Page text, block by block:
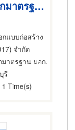
เหล็กกล่องกัลวาไนซ์ ราคาถูกมาตรฐาน มอก.
กแบบก่อสร้าง
จำกัด
มาตรฐาน มอก.
รี
1 Time(s)